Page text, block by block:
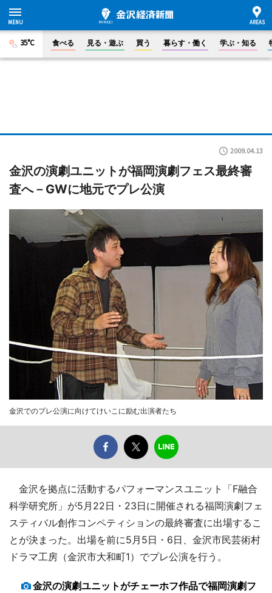
35°C 食べる 見る・遊ぶ 買う 暮らす・働く 学ぶ・知る
2009.04.13
金沢の演劇ユニットが福岡演劇フェス最終審
査へ－GWに地元でプレ公演
金沢でのプレ公演に向けてけいこに励む出演者たち
金沢を拠点に活動するパフォーマンスユニット「F融合
科学研究所」が5月22日・23日に開催される福岡演劇フェ
スティバル創作コンペティションの最終審査に出場するこ
とが決まった。出場を前に5月5日・6日、金沢市民芸術村
ドラマ工房（金沢市大和町1）でプレ公演を行う。
金沢の演劇ユニットがチェーホフ作品で福岡演劇フ